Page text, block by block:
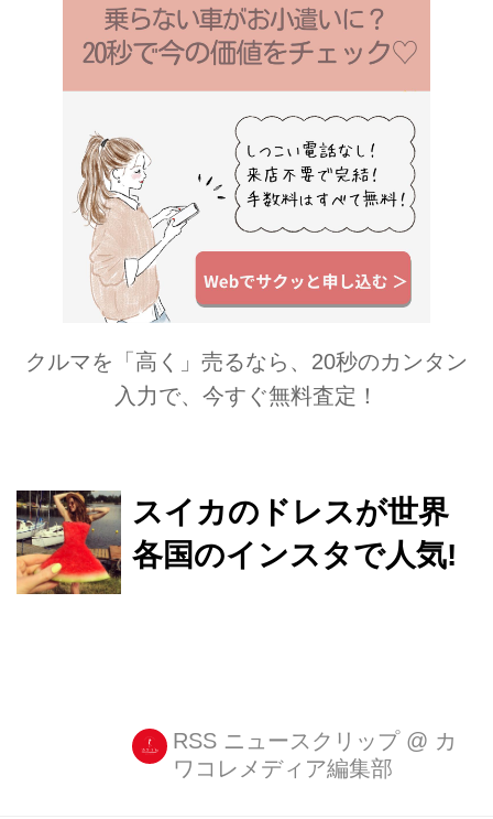
クルマを「高く」売るなら、20秒のカンタン
入力で、今すぐ無料査定！
スイカのドレスが世界
各国のインスタで人気!
RSS ニュースクリップ @ カ
ワコレメディア編集部